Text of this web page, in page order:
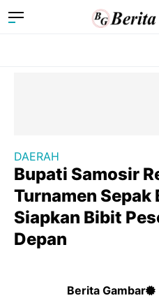
DAERAH
Bupati Samosir
Turnamen Sepak
Siapkan Bibit
Depan
Berita Gambar